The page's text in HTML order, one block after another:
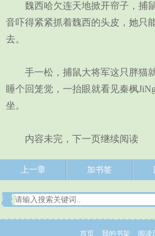
魏西哈欠连天地掀开帘子，捕鼠
音吓得紧紧抓着魏西的头皮，她只
去。
手一松，捕鼠大将军这只胖猫
睡个回笼觉，一抬眼就看见秦枫
坐。
内容未完，下一页继续阅读
上一章 加书签
首页 我的书架 阅读